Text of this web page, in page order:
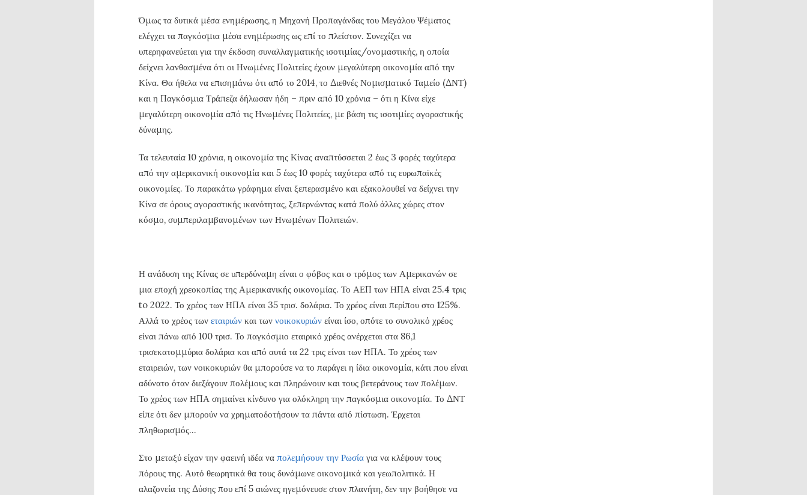
Όμως τα δυτικά μέσα ενημέρωσης, η Μηχανή Προπαγάνδας του Μεγάλου Ψέματος
ελέγχει τα παγκόσμια μέσα ενημέρωσης ως επί το πλείστον. Συνεχίζει να
υπερηφανεύεται για την έκδοση συναλλαγματικής ισοτιμίας/ονομαστικής, η οποία
δείχνει λανθασμένα ότι οι Ηνωμένες Πολιτείες έχουν μεγαλύτερη οικονομία από την
Κίνα. Θα ήθελα να επισημάνω ότι από το 2014, το Διεθνές Νομισματικό Ταμείο (ΔΝΤ)
και η Παγκόσμια Τράπεζα δήλωσαν ήδη – πριν από 10 χρόνια – ότι η Κίνα είχε
μεγαλύτερη οικονομία από τις Ηνωμένες Πολιτείες, με βάση τις ισοτιμίες αγοραστικής
δύναμης.
Τα τελευταία 10 χρόνια, η οικονομία της Κίνας αναπτύσσεται 2 έως 3 φορές ταχύτερα
από την αμερικανική οικονομία και 5 έως 10 φορές ταχύτερα από τις ευρωπαϊκές
οικονομίες. Το παρακάτω γράφημα είναι ξεπερασμένο και εξακολουθεί να δείχνει την
Κίνα σε όρους αγοραστικής ικανότητας, ξεπερνώντας κατά πολύ άλλες χώρες στον
κόσμο, συμπεριλαμβανομένων των Ηνωμένων Πολιτειών.
Η ανάδυση της Κίνας σε υπερδύναμη είναι ο φόβος και ο τρόμος των Αμερικανών σε
μια εποχή χρεοκοπίας της Αμερικανικής οικονομίας. Το ΑΕΠ των ΗΠΑ είναι 25.4 τρις
to 2022. Το χρέος των ΗΠΑ είναι 35 τρισ. δολάρια. Το χρέος είναι περίπου στο 125%.
Αλλά το χρέος των εταιριών και των νοικοκυριών είναι ίσο, οπότε το συνολικό χρέος
είναι πάνω από 100 τρισ. Το παγκόσμιο εταιρικό χρέος ανέρχεται στα 86,1
τρισεκατομμύρια δολάρια και από αυτά τα 22 τρις είναι των ΗΠΑ. Το χρέος των
εταιρειών, των νοικοκυριών θα μπορούσε να το παράγει η ίδια οικονομία, κάτι που είναι
αδύνατο όταν διεξάγουν πολέμους και πληρώνουν και τους βετεράνους των πολέμων.
Το χρέος των ΗΠΑ σημαίνει κίνδυνο για ολόκληρη την παγκόσμια οικονομία. Το ΔΝΤ
είπε ότι δεν μπορούν να χρηματοδοτήσουν τα πάντα από πίστωση. Έρχεται
πληθωρισμός...
Στο μεταξύ είχαν την φαεινή ιδέα να πολεμήσουν την Ρωσία για να κλέψουν τους
πόρους της. Αυτό θεωρητικά θα τους δυνάμωνε οικονομικά και γεωπολιτικά. Η
αλαζονεία της Δύσης που επί 5 αιώνες ηγεμόνευσε στον πλανήτη, δεν την βοήθησε να